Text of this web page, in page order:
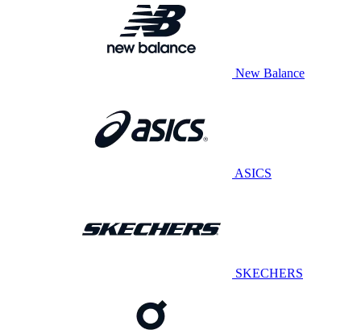
New Balance
ASICS
SKECHERS